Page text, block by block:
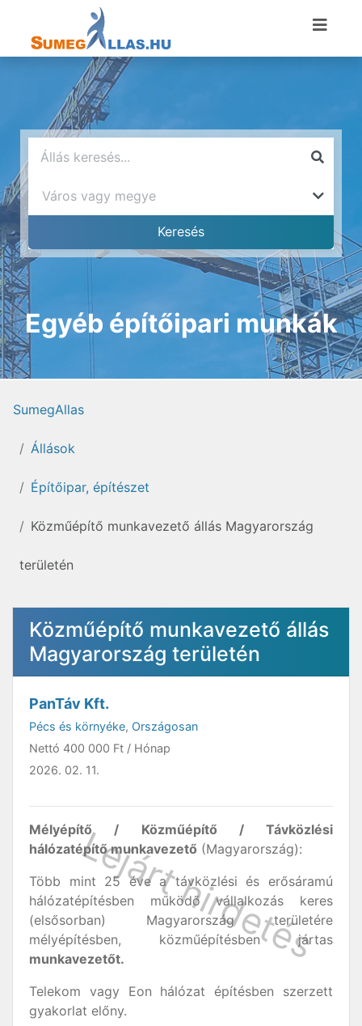
Egyéb építőipari munkák
SumegAllas
Állások
Építőipar, építészet
Közműépítő munkavezető állás Magyarország
területén
Közműépítő munkavezető állás
Magyarország területén
PanTáv Kft.
Pécs és környéke, Országosan
Nettó 400 000 Ft / Hónap
2026. 02. 11.
Mélyépítő / Közműépítő / Távközlési
hálózatépítő munkavezető (Magyarország):
Több mint 25 éve a távközlési és erősáramú
hálózatépítésben működő vállalkozás keres
(elsősorban) Magyarország területére
mélyépítésben, közműépítésben jártas
munkavezetőt.
Telekom vagy Eon hálózat építésben szerzett
gyakorlat előny.